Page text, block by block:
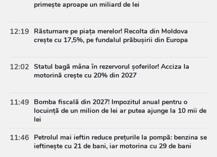
primește aproape un miliard de lei
12:19 Răsturnare pe piața merelor! Recolta din Moldova
crește cu 17,5%, pe fundalul prăbușirii din Europa
12:02 Statul bagă mâna în rezervorul șoferilor! Acciza la
motorină crește cu 20% din 2027
11:49 Bomba fiscală din 2027! Impozitul anual pentru o
locuință de un milion de lei ar putea ajunge la 10 mii de
lei
11:46 Petrolul mai ieftin reduce prețurile la pompă: benzina se
ieftinește cu 21 de bani, iar motorina cu 29 de bani